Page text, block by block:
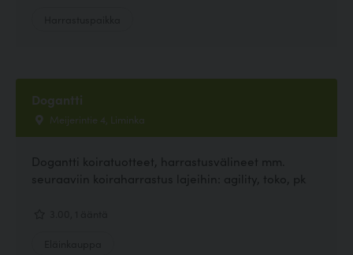
Dogantti
Meijerintie 4, Liminka
Dogantti koiratuotteet, harrastusvälineet mm.
seuraaviin koiraharrastus lajeihin: agility, toko, pk